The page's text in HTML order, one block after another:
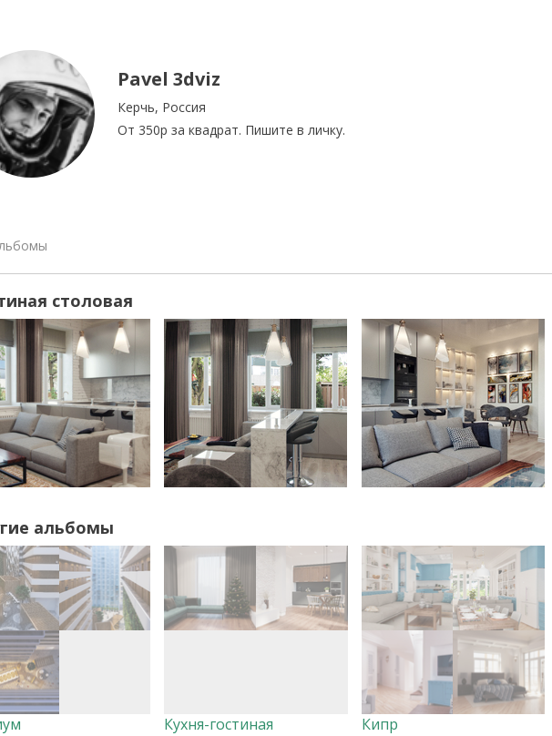
Pavel 3dviz
Керчь, Россия
От 350р за квадрат. Пишите в личку.
столовая
альбомы
Кухня-гостиная Кипр